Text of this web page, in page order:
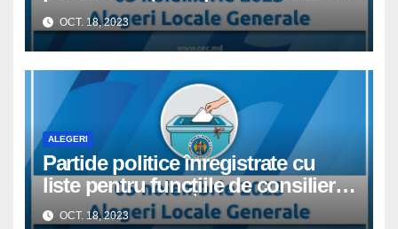
Colonița la alegerile locale
generale din 5 noiembrie 2023
OCT. 18, 2023
ALEGERI
Partide politice înregistrate cu
liste pentru funcțiile de consilier
local în satului Colonița la
OCT. 18, 2023